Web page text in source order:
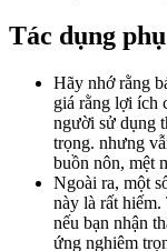
Tác dụng phụ
Hãy nhớ rằng
giá rằng lợi ích
người sử dụng
trọng. nhưng
buồn nôn, mệt
Ngoài ra, một
này là rất
nếu bạn nhận
ứng nghiêm